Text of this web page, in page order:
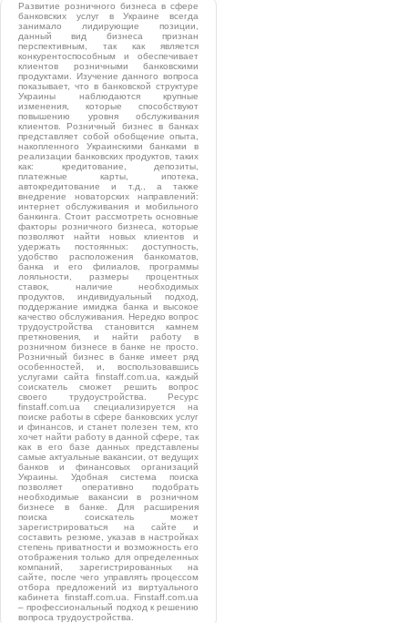
Развитие розничного бизнеса в сфере
банковских услуг в Украине всегда
занимало лидирующие позиции,
данный вид бизнеса признан
перспективным, так как является
конкурентоспособным и обеспечивает
клиентов розничными банковскими
продуктами. Изучение данного вопроса
показывает, что в банковской структуре
Украины наблюдаются крупные
изменения, которые способствуют
повышению уровня обслуживания
клиентов. Розничный бизнес в банках
представляет собой обобщение опыта,
накопленного Украинскими банками в
реализации банковских продуктов, таких
как: кредитование, депозиты,
платежные карты, ипотека,
автокредитование и т.д., а также
внедрение новаторских направлений:
интернет обслуживания и мобильного
банкинга. Стоит рассмотреть основные
факторы розничного бизнеса, которые
позволяют найти новых клиентов и
удержать постоянных: доступность,
удобство расположения банкоматов,
банка и его филиалов, программы
лояльности, размеры процентных
ставок, наличие необходимых
продуктов, индивидуальный подход,
поддержание имиджа банка и высокое
качество обслуживания. Нередко вопрос
трудоустройства становится камнем
преткновения, и найти работу в
розничном бизнесе в банке не просто.
Розничный бизнес в банке имеет ряд
особенностей, и, воспользовавшись
услугами сайта finstaff.com.ua, каждый
соискатель сможет решить вопрос
своего трудоустройства. Ресурс
finstaff.com.ua специализируется на
поиске работы в сфере банковских услуг
и финансов, и станет полезен тем, кто
хочет найти работу в данной сфере, так
как в его базе данных представлены
самые актуальные вакансии, от ведущих
банков и финансовых организаций
Украины. Удобная система поиска
позволяет оперативно подобрать
необходимые вакансии в розничном
бизнесе в банке. Для расширения
поиска соискатель может
зарегистрироваться на сайте и
составить резюме, указав в настройках
степень приватности и возможность его
отображения только для определенных
компаний, зарегистрированных на
сайте, после чего управлять процессом
отбора предложений из виртуального
кабинета finstaff.com.ua. Finstaff.com.ua
– профессиональный подход к решению
вопроса трудоустройства.